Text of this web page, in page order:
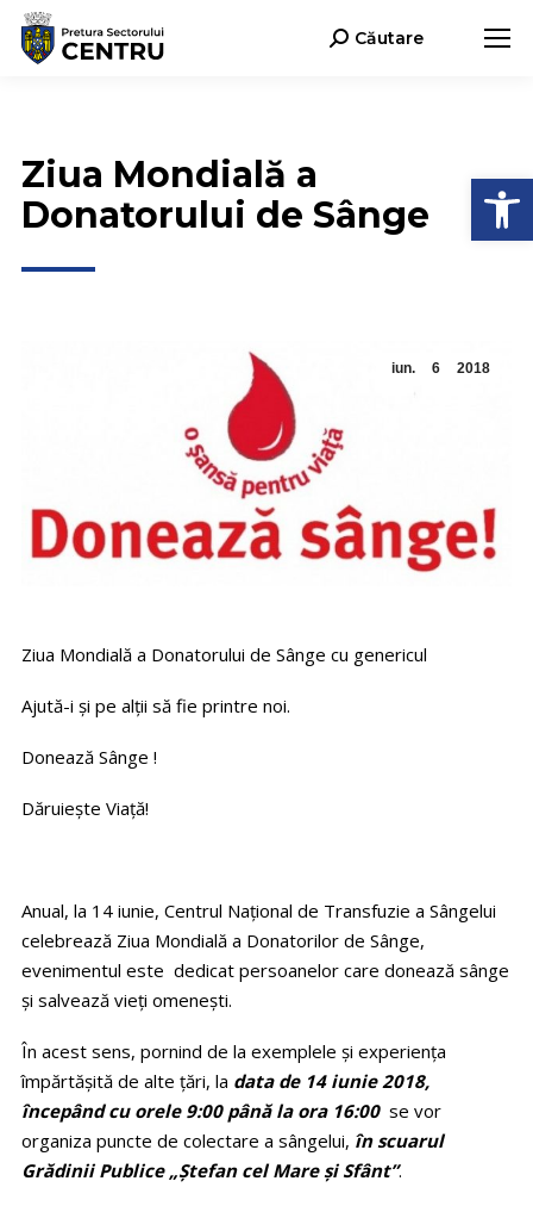
Search:Căutare
Ziua Mondială a
Donatorului de Sânge
iun. 6 2018
Ziua Mondială a Donatorului de Sânge cu genericul
Ajută-i și pe alții să fie printre noi.
Donează Sânge !
Dăruiește Viață!
Anual, la 14 iunie, Centrul Național de Transfuzie a Sângelui
celebrează Ziua Mondială a Donatorilor de Sânge,
evenimentul este dedicat persoanelor care donează sânge
și salvează vieți omenești.
În acest sens, pornind de la exemplele și experiența
împărtășită de alte țări, la data de 14 iunie 2018,
începând cu orele 9:00 până la ora 16:00 se vor
organiza puncte de colectare a sângelui, în scuarul
Grădinii Publice „Ştefan cel Mare şi Sfânt”.